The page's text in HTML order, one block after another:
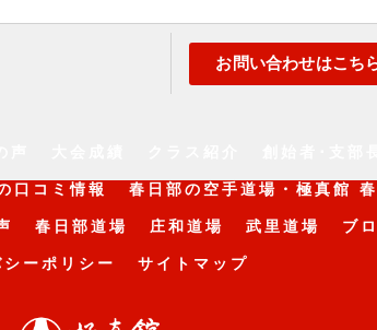
お問い合わせはこち
口コミ情報 春日部の空手道場・極真館
春日部道場 庄和道場 武里道場 ブ
ーポリシー サイトマップ